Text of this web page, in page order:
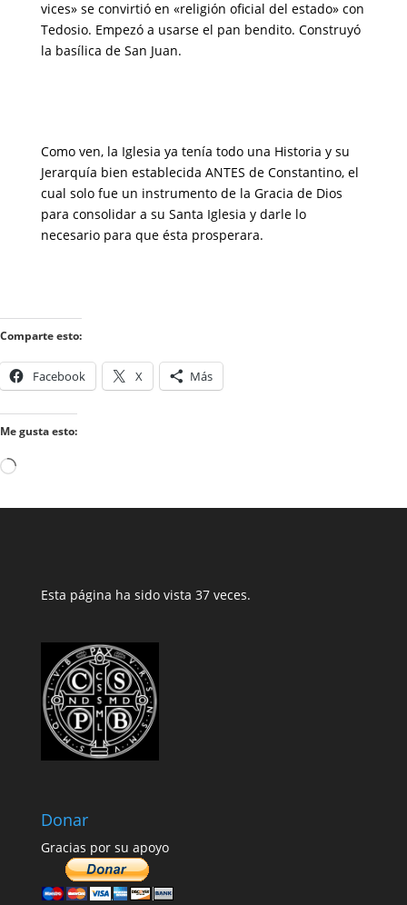
vices» se convirtió en «religión oficial del estado» con
Tedosio. Empezó a usarse el pan bendito. Construyó
la basílica de San Juan.
Como ven, la Iglesia ya tenía todo una Historia y su
Jerarquía bien establecida ANTES de Constantino, el
cual solo fue un instrumento de la Gracia de Dios
para consolidar a su Santa Iglesia y darle lo
necesario para que ésta prosperara.
Comparte esto:
Facebook X Más
Me gusta esto:
Cargando...
Esta página ha sido vista 37 veces.
Donar
Gracias por su apoyo